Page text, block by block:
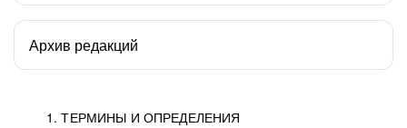
1. ТЕРМИНЫ И ОПРЕДЕЛЕНИЯ
Архив редакций